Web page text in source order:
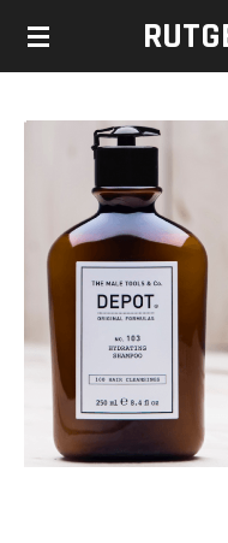
Ga
de
hoofdinhoud